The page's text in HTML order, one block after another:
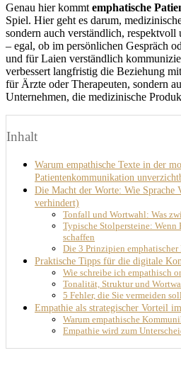
Genau hier kommt emphatische
Spiel. Hier geht es darum,
sondern auch verständlich,
– egal, ob im persönlichen Gespräch
und für Laien verständlich
verbessert langfristig die Beziehung
für Ärzte oder Therapeuten, sondern
Unternehmen, die medizinische
Inhalt
Warum empathische Texte in der
Patientenkommunikation
Die Macht der Worte: Wie Sprache
verhindert)
Tonfall und Wortwahl: Was
Typische Stolpersteine:
schaffen
Die 3 Prinzipien
Praktische Tipps für die digitale
Wie schreibe ich empathisch
Tonalität, Struktur und
5 Fehler, die Sie vermeiden
Empathie als strategischer Vorteil
Warum empathische
Empathie wird zum